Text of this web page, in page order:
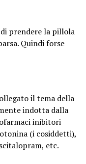
di prendere la pillola
Quindi forse
il tema della
indotta dalla
inibitori
(i cosiddetti),
etc.